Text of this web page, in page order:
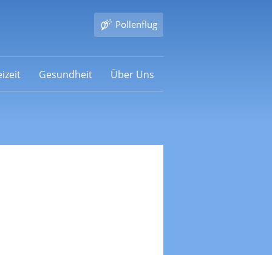
Pollenflug
Gesundheit Über Uns